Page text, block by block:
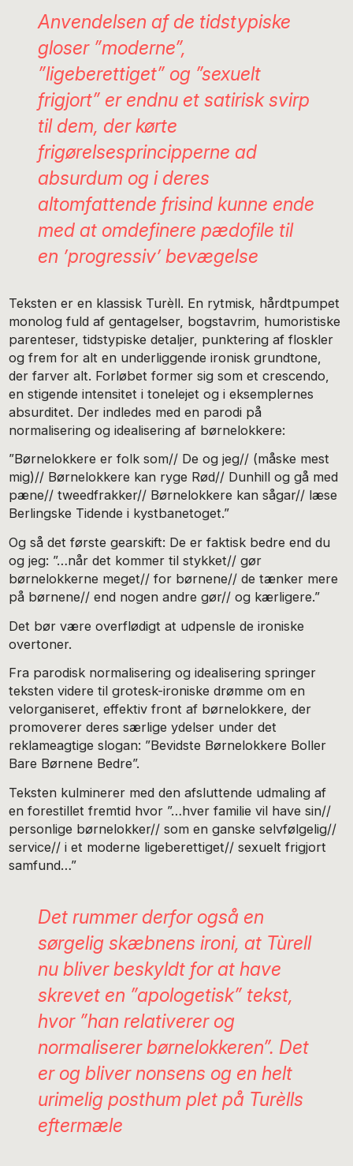
Anvendelsen af de tidstypiske
gloser ”moderne”,
”ligeberettiget” og ”sexuelt
frigjort” er endnu et satirisk svirp
til dem, der kørte
frigørelsesprincipperne ad
absurdum og i deres
altomfattende frisind kunne ende
med at omdefinere pædofile til
en ’progressiv’ bevægelse
Teksten er en klassisk Turèll. En rytmisk, hårdtpumpet
monolog fuld af gentagelser, bogstavrim, humoristiske
parenteser, tidstypiske detaljer, punktering af floskler
og frem for alt en underliggende ironisk grundtone,
der farver alt. Forløbet former sig som et crescendo,
en stigende intensitet i tonelejet og i eksemplernes
absurditet. Der indledes med en parodi på
normalisering og idealisering af børnelokkere:
”Børnelokkere er folk som// De og jeg// (måske mest
mig)// Børnelokkere kan ryge Rød// Dunhill og gå med
pæne// tweedfrakker// Børnelokkere kan sågar// læse
Berlingske Tidende i kystbanetoget.”
Og så det første gearskift: De er faktisk bedre end du
og jeg: ”…når det kommer til stykket// gør
børnelokkerne meget// for børnene// de tænker mere
på børnene// end nogen andre gør// og kærligere.”
Det bør være overflødigt at udpensle de ironiske
overtoner.
Fra parodisk normalisering og idealisering springer
teksten videre til grotesk-ironiske drømme om en
velorganiseret, effektiv front af børnelokkere, der
promoverer deres særlige ydelser under det
reklameagtige slogan: ”Bevidste Børnelokkere Boller
Bare Børnene Bedre”.
Teksten kulminerer med den afsluttende udmaling af
en forestillet fremtid hvor ”…hver familie vil have sin//
personlige børnelokker// som en ganske selvfølgelig//
service// i et moderne ligeberettiget// sexuelt frigjort
samfund…”
Det rummer derfor også en
sørgelig skæbnens ironi, at Tùrell
nu bliver beskyldt for at have
skrevet en ”apologetisk” tekst,
hvor ”han relativerer og
normaliserer børnelokkeren”. Det
er og bliver nonsens og en helt
urimelig posthum plet på Turèlls
eftermæle